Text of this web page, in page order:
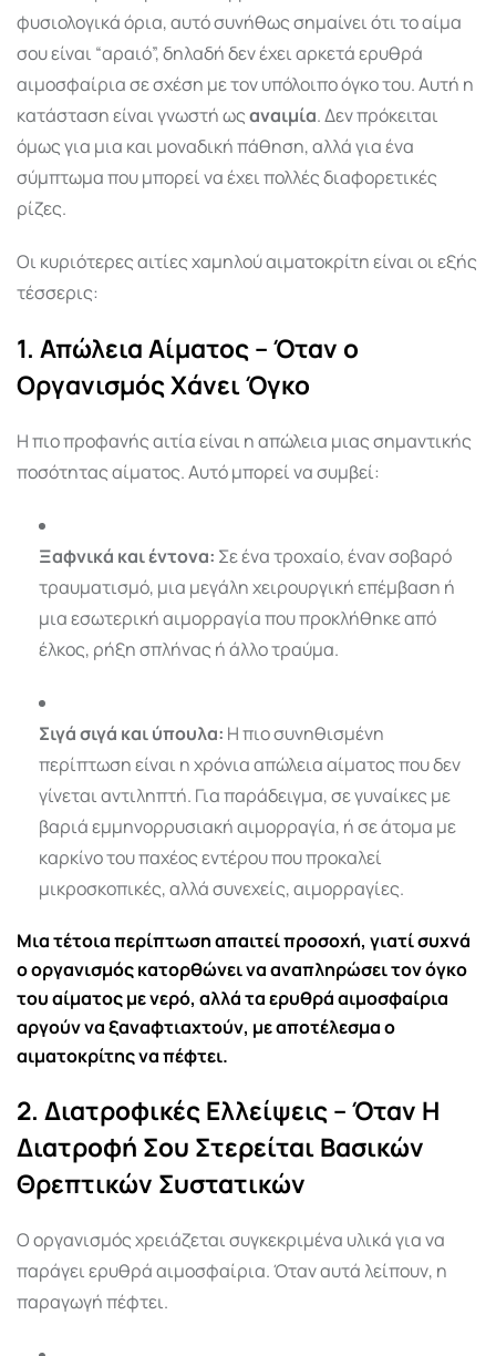
φυσιολογικά όρια, αυτό συνήθως σημαίνει ότι το αίμα
σου είναι “αραιό”, δηλαδή δεν έχει αρκετά ερυθρά
αιμοσφαίρια σε σχέση με τον υπόλοιπο όγκο του. Αυτή η
κατάσταση είναι γνωστή ωςαναιμία. Δεν πρόκειται
όμως για μια και μοναδική πάθηση, αλλά για ένα
σύμπτωμα που μπορεί να έχει πολλές διαφορετικές
ρίζες.
Οι κυριότερες αιτίες χαμηλού αιματοκρίτη είναι οι εξής
τέσσερις:
1. Απώλεια Αίματος – Όταν ο
Οργανισμός Χάνει Όγκο
Η πιο προφανής αιτία είναι η απώλεια μιας σημαντικής
ποσότητας αίματος. Αυτό μπορεί να συμβεί:
Ξαφνικά και έντονα: Σε ένα τροχαίο, έναν σοβαρό
τραυματισμό, μια μεγάλη χειρουργική επέμβαση ή
μια εσωτερική αιμορραγία που προκλήθηκε από
έλκος, ρήξη σπλήνας ή άλλο τραύμα.
Σιγά σιγά και ύπουλα: Η πιο συνηθισμένη
περίπτωση είναι η χρόνια απώλεια αίματος που δεν
γίνεται αντιληπτή. Για παράδειγμα, σε γυναίκες με
βαριά εμμηνορρυσιακή αιμορραγία, ή σε άτομα με
καρκίνο του παχέος εντέρου που προκαλεί
μικροσκοπικές, αλλά συνεχείς, αιμορραγίες.
Μια τέτοια περίπτωση απαιτεί προσοχή, γιατί συχνά
ο οργανισμός κατορθώνει να αναπληρώσει τον όγκο
του αίματος με νερό, αλλά τα ερυθρά αιμοσφαίρια
αργούν να ξαναφτιαχτούν, με αποτέλεσμα ο
αιματοκρίτης να πέφτει.
2. Διατροφικές Ελλείψεις – Όταν Η
Διατροφή Σου Στερείται Βασικών
Θρεπτικών Συστατικών
Ο οργανισμός χρειάζεται συγκεκριμένα υλικά για να
παράγει ερυθρά αιμοσφαίρια. Όταν αυτά λείπουν, η
παραγωγή πέφτει.